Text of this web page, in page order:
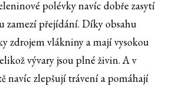
polévky navíc dobře zasytí
zamezí přejídání. Díky obsahu
zdrojem vlákniny a mají vysokou
vývary jsou plné živin. A v
navíc zlepšují trávení a pomáhají